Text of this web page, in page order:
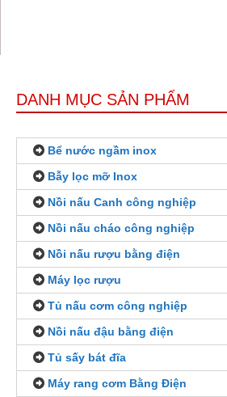
DANH MỤC SẢN PHẨM
Bể nước ngầm inox
Bẫy lọc mỡ Inox
Nồi nấu Canh công nghiệp
Nồi nấu cháo công nghiệp
Nồi nấu rượu bằng điện
Máy lọc rượu
Tủ nấu cơm công nghiệp
Nồi nấu đậu bằng điện
Tủ sấy bát đĩa
Máy rang cơm Bằng Điện